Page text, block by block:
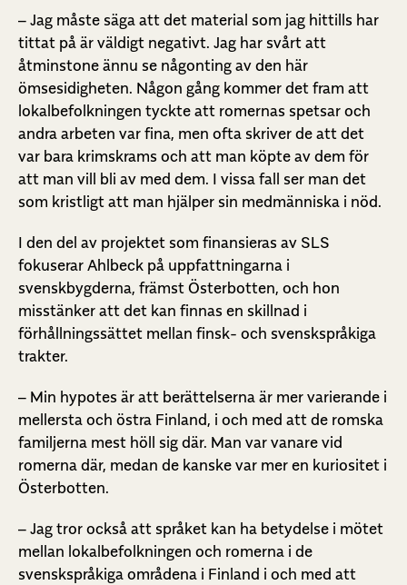
– Jag måste säga att det material som jag hittills har
tittat på är väldigt negativt. Jag har svårt att
åtminstone ännu se någonting av den här
ömsesidigheten. Någon gång kommer det fram att
lokalbefolkningen tyckte att romernas spetsar och
andra arbeten var fina, men ofta skriver de att det
var bara krimskrams och att man köpte av dem för
att man vill bli av med dem. I vissa fall ser man det
som kristligt att man hjälper sin medmänniska i nöd.
I den del av projektet som finansieras av SLS
fokuserar Ahlbeck på uppfattningarna i
svenskbygderna, främst Österbotten, och hon
misstänker att det kan finnas en skillnad i
förhållningssättet mellan finsk- och svenskspråkiga
trakter.
– Min hypotes är att berättelserna är mer varierande i
mellersta och östra Finland, i och med att de romska
familjerna mest höll sig där. Man var vanare vid
romerna där, medan de kanske var mer en kuriositet i
Österbotten.
– Jag tror också att språket kan ha betydelse i mötet
mellan lokalbefolkningen och romerna i de
svenskspråkiga områdena i Finland i och med att